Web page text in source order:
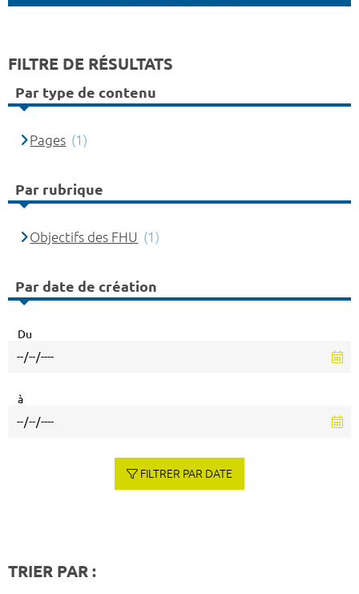
FILTRE DE RÉSULTATS
Par type de contenu
Pages (1)
Par rubrique
Objectifs des FHU (1)
Par date de création
Du
à
FILTRER PAR DATE
TRIER PAR :